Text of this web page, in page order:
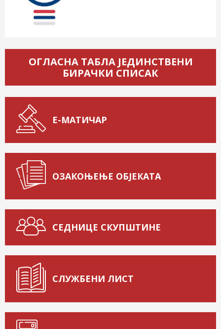
ОГЛАСНА ТАБЛА ЈЕДИНСТВЕНИ
БИРАЧКИ СПИСАК
Е-МАТИЧАР
ОЗАКОЊЕЊЕ ОБЈЕКАТА
СЕДНИЦЕ СКУПШТИНЕ
СЛУЖБЕНИ ЛИСТ